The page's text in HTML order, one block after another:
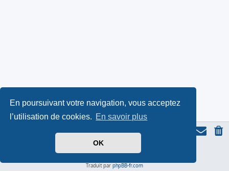
En poursuivant votre navigation, vous acceptez
l’utilisation de cookies. En savoir plus
OK
Thème du forum serieallbasé sur ProLight Style par
Icone du panda parTriton, modifié par Serieall.
Traduit par phpBB-fr.com